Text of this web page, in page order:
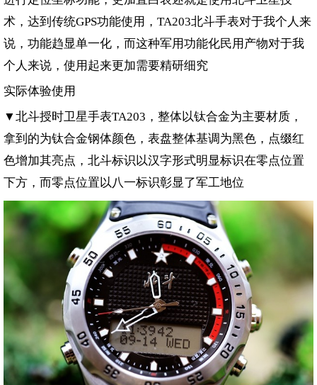
术，达到传统GPS功能使用， TA203北斗手表对于我个人来
说，功能趋显单一化，而这种军用功能化民用产物对于我
个人来说，使用起来更加需要精研细究
实际体验使用
▼北斗授时卫星手表TA203 ，整体以钛合金为主要材质，
拿到的为钛合金钢体颜色，表盘整体基调为黑色，点缀红
色增加其亮点，北斗标识以汉字形式明显标识在零点位置
下方，而零点位置以八一标识彰显了军工地位